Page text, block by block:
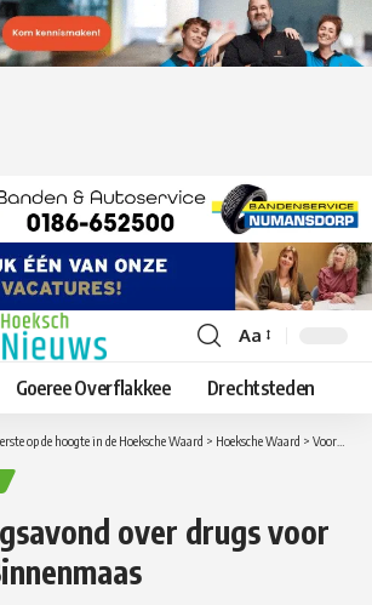
Lettergrootte
aanpassen
Aa
Goeree Overflakkee Drechtsteden
op de hoogte in de Hoeksche Waard > Hoeksche Waard > Voorlichtingsavond over drugs voor ouders in Binnenmaas
over drugs voor